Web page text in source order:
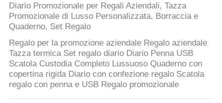
Diario Promozionale per Regali Aziendali, Tazza
Promozionale di Lusso Personalizzata, Borraccia e
Quaderno, Set Regalo
Regalo per la promozione aziendale Regalo aziendale
Tazza termica Set regalo diario Diario Penna USB
Scatola Custodia Completo Lussuoso Quaderno con
copertina rigida Diario con confezione regalo Scatola
regalo con penna e USB Regalo promozionale